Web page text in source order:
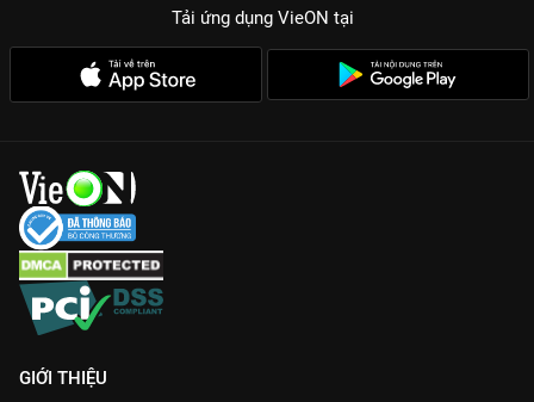
Tải ứng dụng VieON tại
GIỚI THIỆU